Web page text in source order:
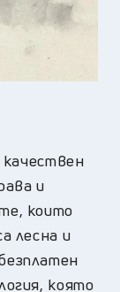
качествен
и
които
лесна и
която